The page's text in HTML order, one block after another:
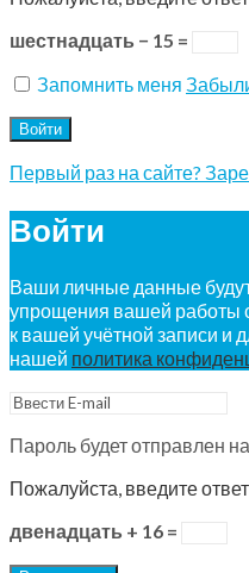
шестнадцать − 15 =
Запомнить меня
Войти
Первый раз на сайте?
Войти
Ваши личные данные
упрощения вашей работы
к вашей учётной записи и
нашей политика
Пароль будет отправлен
Пожалуйста, введите
двенадцать + 16 =